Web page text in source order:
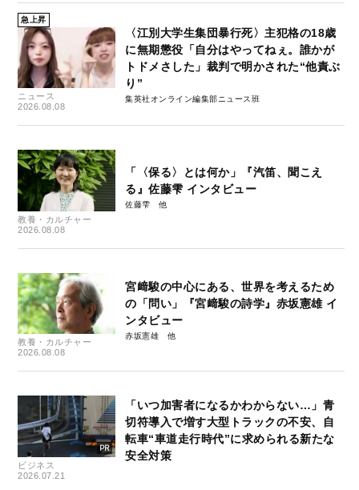
急上昇
ニュース
2026.08.08
〈江別大学生集団暴行死〉主犯格の18歳
に無期懲役「自分はやってねぇ。誰かが
トドメさした」裁判で明かされた“他責ぶ
り”
集英社オンライン編集部ニュース班
教養・カルチャー
2026.08.08
「〈保る〉とは何か」『汽笛、聞こえ
る』佐藤雫 インタビュー
佐藤雫
教養・カルチャー
2026.08.08
宮﨑駿の中心にある、世界を考えるため
の「問い」『宮﨑駿の詩学』赤坂憲雄 イ
ンタビュー
赤坂憲雄
ビジネス
2026.07.21
「いつ加害者になるかわからない…」青
切符導入で増す大型トラックの不安、自
転車“車道走行時代”に求められる新たな
安全対策